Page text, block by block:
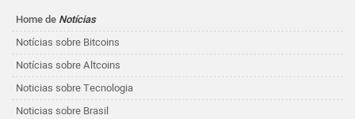
Home de Notícias
Notícias sobre Bitcoins
Notícias sobre Altcoins
Noticias sobre Tecnologia
Noticias sobre Brasil